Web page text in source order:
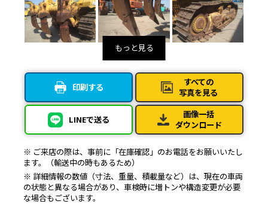
印刷する
LINEで送る
すべての
写真を見る
画像一括
ダウンロード
※ ご来店の際は、事前に「在庫確認」のお電話をお願いいたし
ます。（輸送中の時もあるため）
※ 詳細情報の数値（寸法、重量、積載量など）は、現在の車両
の状態と異なる場合があり、車検時に増トンや構造変更が必要
な場合もございます。